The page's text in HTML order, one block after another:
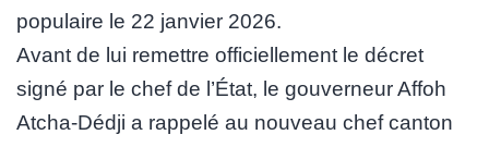
populaire le 22 janvier 2026.
Avant de lui remettre officiellement le décret
signé par le chef de l’État, le gouverneur Affoh
Atcha-Dédji a rappelé au nouveau chef canton